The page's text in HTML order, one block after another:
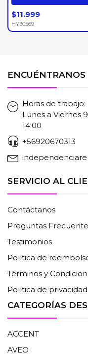
$11.999
HY30569
ENCUÉNTRANOS
Horas de trabajo:
Lunes a Viernes
14:00
+56920670313
SERVICIO AL
Contáctanos
Preguntas
Testimonios
Política de
Términos y
Política de privacidad
CATEGORÍAS
ACCENT
AVEO